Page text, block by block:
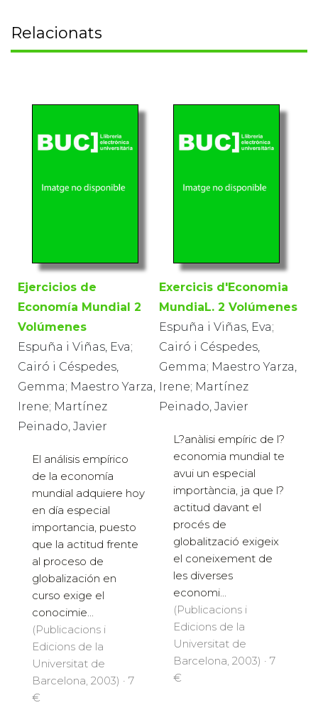
Relacionats
Ejercicios de
Economía Mundial 2
Volúmenes
Espuña i Viñas, Eva;
Cairó i Céspedes,
Gemma; Maestro Yarza,
Irene; Martínez
Peinado, Javier
El análisis empírico
de la economía
mundial adquiere hoy
en día especial
importancia, puesto
que la actitud frente
al proceso de
globalización en
curso exige el
conocimie...
(Publicacions i
Edicions de la
Universitat de
Barcelona, 2003) · 7
€
Exercicis d'Economia
MundiaL. 2 Volúmenes
Espuña i Viñas, Eva;
Cairó i Céspedes,
Gemma; Maestro Yarza,
Irene; Martínez
Peinado, Javier
L?anàlisi empíric de l?
economia mundial te
avui un especial
importància, ja que l?
actitud davant el
procés de
globalització exigeix
el coneixement de
les diverses
economi...
(Publicacions i
Edicions de la
Universitat de
Barcelona, 2003) · 7
€